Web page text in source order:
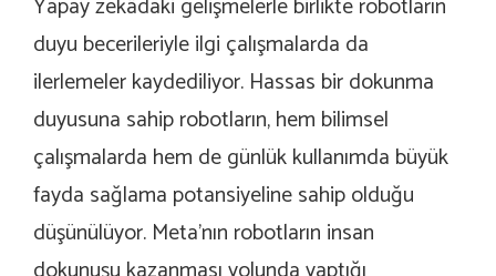
Yapay zekâdaki gelişmelerle birlikte robotların
duyu becerileriyle ilgi çalışmalarda da
ilerlemeler kaydediliyor. Hassas bir dokunma
duyusuna sahip robotların, hem bilimsel
çalışmalarda hem de günlük kullanımda büyük
fayda sağlama potansiyeline sahip olduğu
düşünülüyor. Meta’nın robotların insan